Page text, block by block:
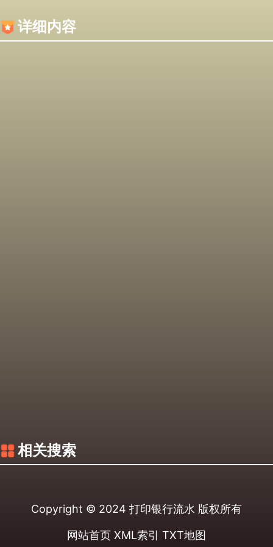
详细内容
相关搜索
Copyright © 2024 打印银行流水 版权所有
网站首页 XML索引 TXT地图